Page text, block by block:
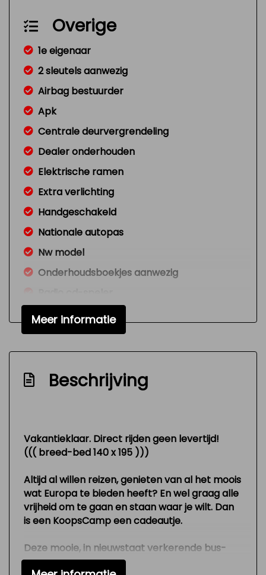
Overige
1e eigenaar
2 sleutels aanwezig
Airbag bestuurder
Apk
Centrale deurvergrendeling
Dealer onderhouden
Elektrische ramen
Extra verlichting
Handgeschakeld
Nationale autopas
Nw model
Onderhoudsboekjes aanwezig
Signaal vergeten verlichting
Variable interval ruitenwisser
Versnellingspook op dashboard
Verstelbare (in hoogte) bestuurders stoel
Zeer mooie en technisch goed
Exterieur
Buitenspiegels elektrisch verstelbaar
Buitenspiegels verwarmbaar
Centrale vergrendeling
Park distance control
Interieur
Airco
Meer informatie
Beschrijving
Vakantieklaar. Direct rijden geen levertijd!
((( breed-bed 140 x 195 )))
Altijd al willen reizen, genieten van al het moois
wat Europa te bieden heeft? En wel graag alle
vrijheid om te gaan en staan waar je wilt. Dan
is een KoopsCamp een cadeautje.
Deze mooie, in nieuwstaat verkerende bus-
camper (4 slaapplaatsen) met lichtmetalen